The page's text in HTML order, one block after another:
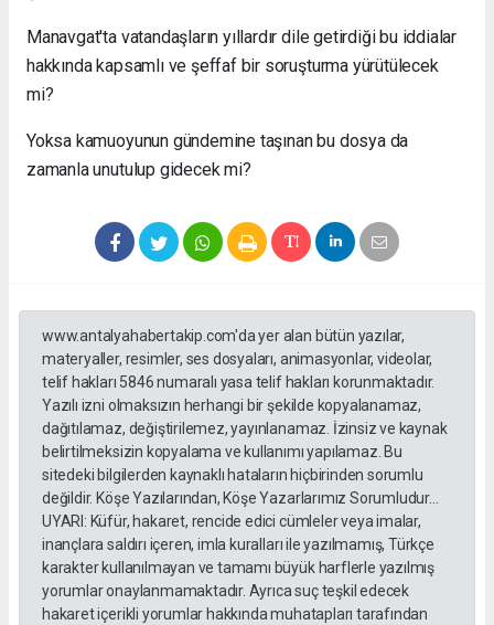
Manavgat'ta vatandaşların yıllardır dile getirdiği bu iddialar
hakkında kapsamlı ve şeffaf bir soruşturma yürütülecek
mi?
Yoksa kamuoyunun gündemine taşınan bu dosya da
zamanla unutulup gidecek mi?
www.antalyahabertakip.com'da yer alan bütün yazılar,
materyaller, resimler, ses dosyaları, animasyonlar, videolar,
telif hakları 5846 numaralı yasa telif hakları korunmaktadır.
Yazılı izni olmaksızın herhangi bir şekilde kopyalanamaz,
dağıtılamaz, değiştirilemez, yayınlanamaz. İzinsiz ve kaynak
belirtilmeksizin kopyalama ve kullanımı yapılamaz. Bu
sitedeki bilgilerden kaynaklı hataların hiçbirinden sorumlu
değildir. Köşe Yazılarından, Köşe Yazarlarımız Sorumludur...
UYARI: Küfür, hakaret, rencide edici cümleler veya imalar,
inançlara saldırı içeren, imla kuralları ile yazılmamış, Türkçe
karakter kullanılmayan ve tamamı büyük harflerle yazılmış
yorumlar onaylanmamaktadır. Ayrıca suç teşkil edecek
hakaret içerikli yorumlar hakkında muhatapları tarafından